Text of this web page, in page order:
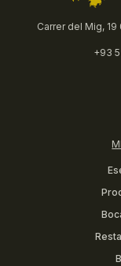
Carrer del Mig,
+93